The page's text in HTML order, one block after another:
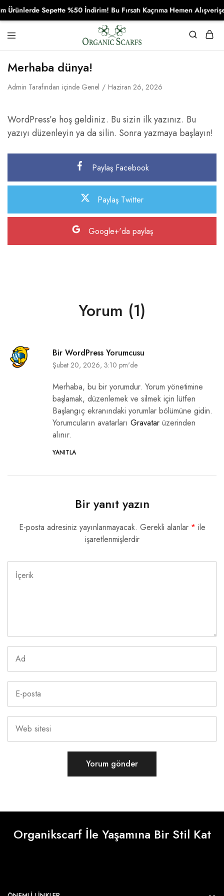
Organikscarf
Merhaba dünya!
Admin Tarafından içinde Genel Haziran 26, 2026
WordPress’e hoş geldiniz. Bu sizin ilk yazınız. Bu
yazıyı düzenleyin ya da silin. Sonra yazmaya başlayın!
Paylaş Facebook
Paylaş Twitter
Google+'da paylaş
Yorum (1)
Bir WordPress Yorumcusu
Şubat 20, 2026, 3:10 pm'de
Merhaba, bu bir yorumdur. Yorum yönetimine
başlamak, düzenlemek ve silmek için lütfen
Başlangıç ekranındaki yorumlar bölümüne gidin.
Yorumcuların avatarları Gravatar üzerinden
alınır.
YANITLA
Bir yanıt yazın
E-posta adresiniz yayınlanmayacak. Gerekli alanlar * ile
işaretlenmişlerdir
Organikscarf İle Yaşamına Bir Stil Kat
Sepette %50 İndirim! Bu Fırsatı Kaçrıma Hemen Alışverişe